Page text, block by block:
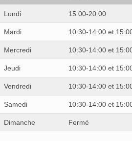
Lundi 15:00-20:00
Mardi 10:30-14:00 et
Mercredi 10:30-14:00 et
Jeudi 10:30-14:00 et
Vendredi 10:30-14:00 et
Samedi 10:30-14:00 et
Dimanche Fermé